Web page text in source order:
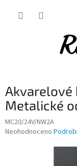
Akvarelové
Metalické
MC20/24V/NW2A
Průměrné
Neohodnoceno